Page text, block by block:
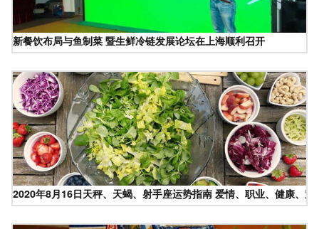
新餐饮布局与鱼制菜 暨生鲜冷链发展论坛在上海顺利召开
2020年8月16日天秤、天蝎、射手座运势指南 爱情、职业、健康、穿